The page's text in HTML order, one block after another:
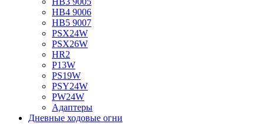
HB4 9006
HB5 9007
PSX24W
PSX26W
HR2
P13W
PS19W
PSY24W
PW24W
Адаптеры
Дневные ходовые огни